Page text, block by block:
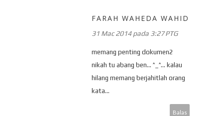
FARAH WAHEDA WAHID
31 Mac 2014 pada 3:27 PTG
memang penting dokumen2
nikah tu abang ben... ^_^... kalau
hilang memang berjahitlah orang
kata...
Balas